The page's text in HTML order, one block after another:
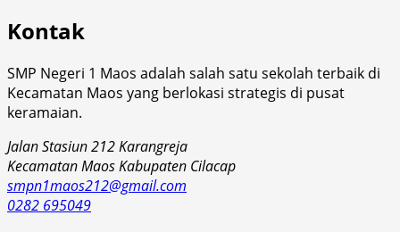
Kontak
SMP Negeri 1 Maos adalah salah satu sekolah terbaik di
Kecamatan Maos yang berlokasi strategis di pusat
keramaian.
Jalan Stasiun 212 Karangreja
Kecamatan Maos Kabupaten Cilacap
smpn1maos212@gmail.com
0282 695049